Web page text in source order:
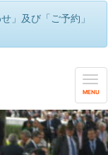
」及び「ご予約」
MENU